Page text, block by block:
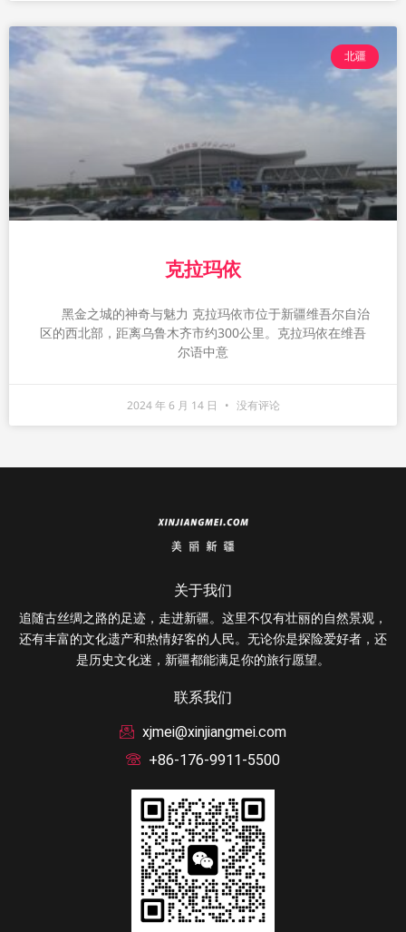
北疆
克拉玛依
黑金之城的神奇与魅力 克拉玛依市位于新疆维吾尔自治
区的西北部，距离乌鲁木齐市约300公里。克拉玛依在维吾
尔语中意
2024 年 6 月 14 日 没有评论
关于我们
追随古丝绸之路的足迹，走进新疆。这里不仅有壮丽的自然景观，
还有丰富的文化遗产和热情好客的人民。无论你是探险爱好者，还
是历史文化迷，新疆都能满足你的旅行愿望。
联系我们
xjmei@xinjiangmei.com
+86-176-9911-5500